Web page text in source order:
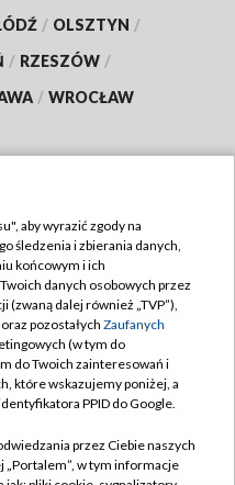
/ OLSZTYN /
/ RZESZÓW /
/ WROCŁAW
TVP
aby wyrazić zgody na
śledzenia i zbierania danych,
końcowym i ich
danych osobowych przez
(zwaną dalej również „TVP”),
oraz pozostałych Zaufanych
(w tym do
do Twoich zainteresowań i
które wskazujemy poniżej, a
PPID do Google.
przez Ciebie naszych
„Portalem”, w tym informacje